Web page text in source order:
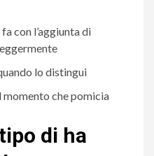
con l’aggiunta di
lo distingui
momento che pomicia
di ha